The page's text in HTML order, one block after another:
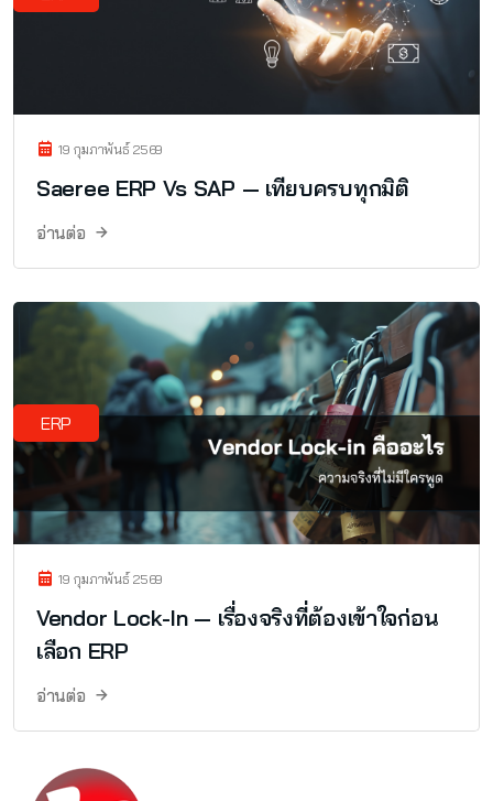
19 กุมภาพันธ์ 2569
Saeree ERP Vs SAP — เทียบครบทุกมิติ
อ่านต่อ
ERP
19 กุมภาพันธ์ 2569
Vendor Lock-In — เรื่องจริงที่ต้องเข้าใจก่อน
เลือก ERP
อ่านต่อ